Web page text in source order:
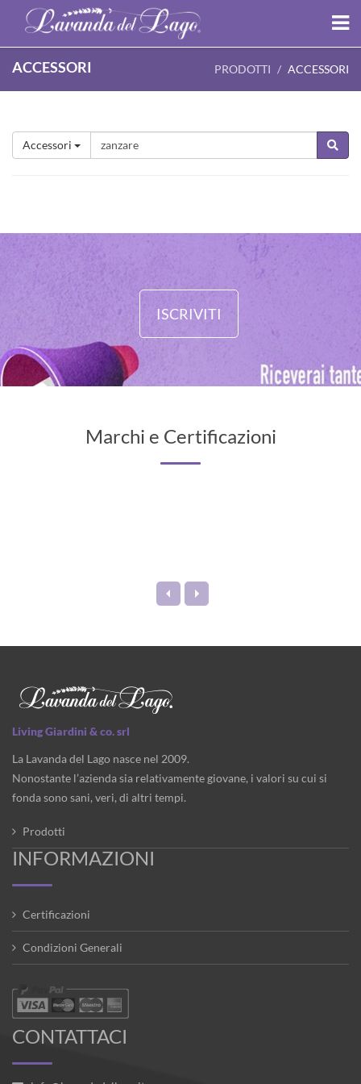
ACCESSORI PRODOTTI ACCESSORI
Accessori
ISCRIVITI
Marchi e Certificazioni
Living Giardini & co. srl
La Lavanda del Lago nasce nel 2009.
Nonostante l’azienda sia relativamente giovane, i valori su cui si
fonda sono sani, veri, di altri tempi.
Prodotti
INFORMAZIONI
Certificazioni
Condizioni Generali
CONTATTACI